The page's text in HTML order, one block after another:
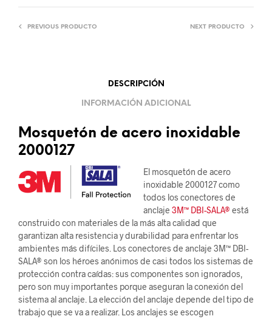
PREVIOUS PRODUCTO NEXT PRODUCTO
DESCRIPCIÓN
INFORMACIÓN ADICIONAL
Mosquetón de acero inoxidable
2000127
El mosquetón de acero
inoxidable 2000127 como
todos los conectores de
anclaje 3M™ DBI-SALA® está
construido con materiales de la más alta calidad que
garantizan alta resistencia y durabilidad para enfrentar los
ambientes más difíciles. Los conectores de anclaje 3M™ DBI-
SALA® son los héroes anónimos de casi todos los sistemas de
protección contra caídas: sus componentes son ignorados,
pero son muy importantes porque aseguran la conexión del
sistema al anclaje. La elección del anclaje depende del tipo de
trabajo que se va a realizar. Los anclajes se escogen